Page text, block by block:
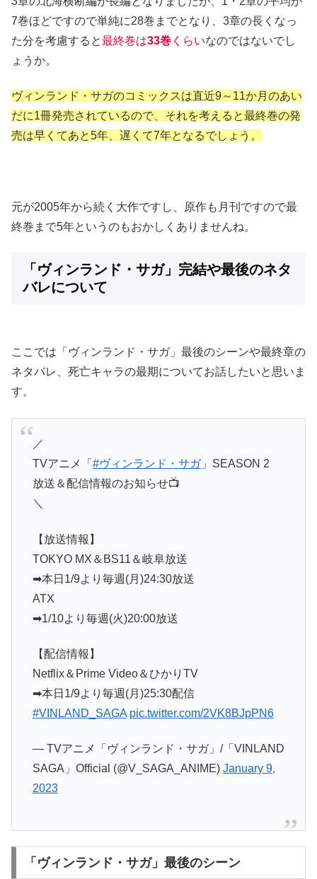
7巻ほどですので単純に28巻までとなり、3章の長くなっ
た分を考慮すると最終巻は33巻 くらいなのではないでし
ょうか。
ヴィンランド・サガのコミックスは直近9～11か月のあい
だに1冊発売されているので、それを考えると最終巻の発
売は早くてあと5年、遅くて7年となるでしょう。
元が2005年から続く大作ですし、原作も月刊ですので最
終巻まで5年というのもおかしくありませんね。
「ヴィンランド・サガ」完結や最後のネタ
バレについて
ここでは「ヴィンランド・サガ」最後のシーンや最終章の
ネタバレ、死亡キャラの最期についてお話したいと思いま
す。
／
TVアニメ「 #ヴィンランド・サガ」SEASON 2
放送＆配信情報のお知らせ📺
＼
【放送情報】
TOKYO MX＆BS11＆岐阜放送
➡本日1/9より毎週(月)24:30放送
ATX
➡1/10より毎週(火)20:00放送
【配信情報】
Netflix＆Prime Video＆ひかりTV
➡本日1/9より毎週(月)25:30配信
#VINLAND_SAGA pic.twitter.com/2VK8BJpPN6
— TVアニメ「ヴィンランド・サガ」/「VINLAND
SAGA」Official (@V_SAGA_ANIME) January 9,
2023
「ヴィンランド・サガ」最後のシーン